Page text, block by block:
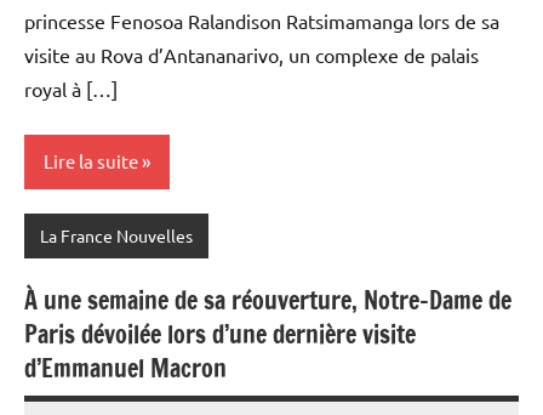
princesse Fenosoa Ralandison Ratsimamanga lors de sa
visite au Rova d’Antananarivo, un complexe de palais
royal à […]
Lire la suite
La France Nouvelles
À une semaine de sa réouverture, Notre-Dame de
Paris dévoilée lors d’une dernière visite
d’Emmanuel Macron